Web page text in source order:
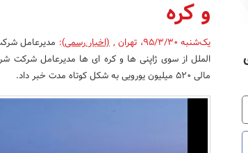
و کره
یک‌شنبه 95/3/30 ، تهران ,(اخبار رسمی): مدیرعامل
الملل از سوی ژاپنی ها و کره ای ها مدیرعامل شرکت
مالی 520 میلیون یورویی به شکل کوتاه مدت خبر داد.